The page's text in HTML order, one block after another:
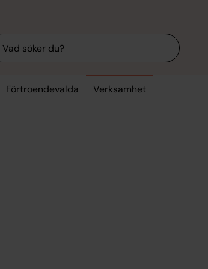
Förtroendevalda Verksamhet